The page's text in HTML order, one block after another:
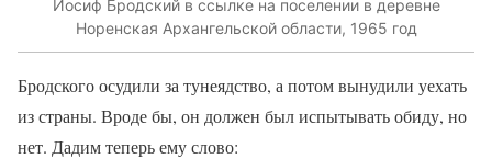
Иосиф Бродский в ссылке на поселении в деревне
Норенская Архангельской области, 1965 год
Бродского осудили за тунеядство, а потом вынудили уехать
из страны. Вроде бы, он должен был испытывать обиду, но
нет. Дадим теперь ему слово: